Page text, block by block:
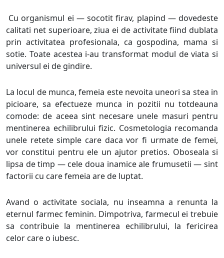
Cu organismul ei — socotit firav, plapind — dovedeste
calitati net superioare, ziua ei de activitate fiind dublata
prin activitatea profesionala, ca gospodina, mama si
sotie. Toate acestea i-au transformat modul de viata si
universul ei de gindire.
La locul de munca, femeia este nevoita uneori sa stea in
picioare, sa efectueze munca in pozitii nu totdeauna
comode: de aceea sint necesare unele masuri pentru
mentinerea echilibrului fizic. Cosmetologia recomanda
unele retete simple care daca vor fi urmate de femei,
vor constitui pentru ele un ajutor pretios. Oboseala si
lipsa de timp — cele doua inamice ale frumusetii — sint
factorii cu care femeia are de luptat.
Avand o activitate sociala, nu inseamna a renunta la
eternul farmec feminin. Dimpotriva, farmecul ei trebuie
sa contribuie la mentinerea echilibrului, la fericirea
celor care o iubesc.